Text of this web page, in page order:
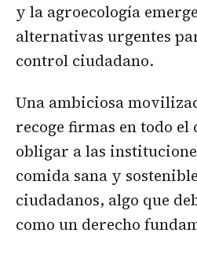
y la agroecología
alternativas urgentes
control ciudadano.
Una ambiciosa
recoge firmas en todo
obligar a las
comida sana y
ciudadanos, algo que
como un derecho